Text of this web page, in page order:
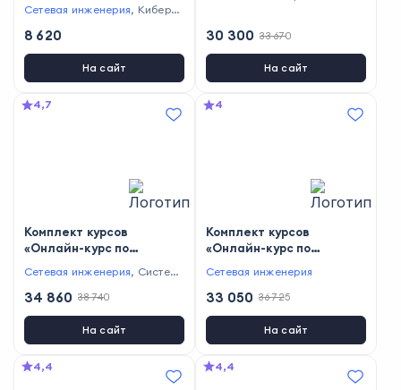
Сетевая инженерия, Кибербе
8 620
На сайт
Huawei» и «Полный курс
30 300 33 670
На сайт
4,7
Комплект курсов
«Онлайн-курс по
по сетевой
безопасности»
Сетевая инженерия, Системн
34 860 38 740
На сайт
4
Комплект курсов
«Онлайн-курс по
«Полный курс по сетевым
технологиям»
Сетевая инженерия
33 050 36 725
На сайт
4,4 4,4